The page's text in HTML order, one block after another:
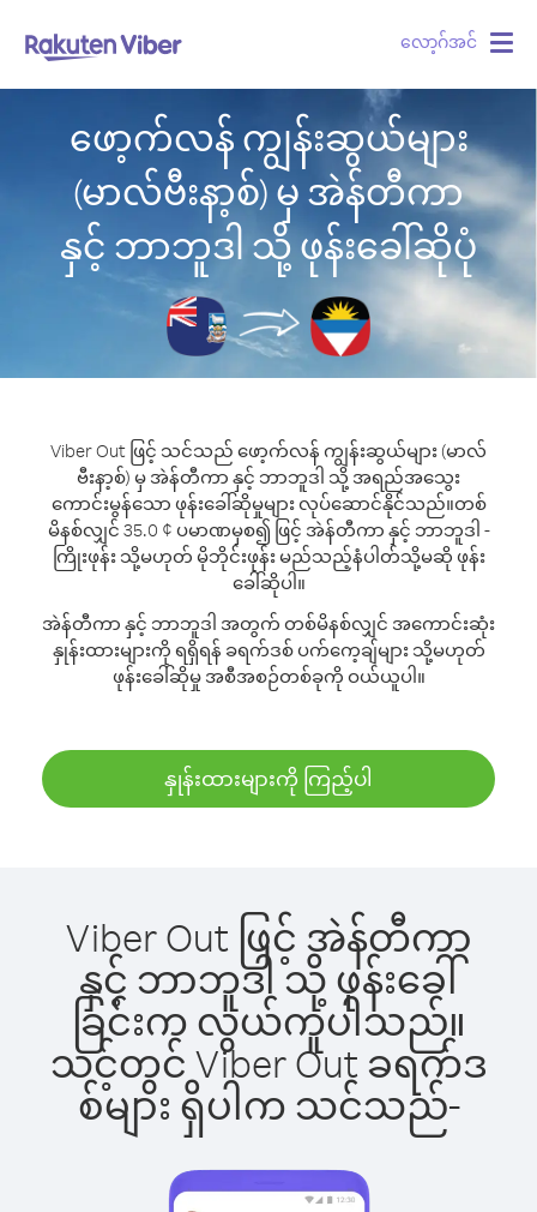
လော့ဂ်အင်
ဖော့က်လန် ကျွန်းဆွယ်များ
(မာလ်ဗီးနာ့စ်) မှ အဲန်တီကာ
နှင့် ဘာဘူဒါ သို့ ဖုန်းခေါ်ဆိုပုံ
Viber Out ဖြင့် သင်သည် ဖော့က်လန် ကျွန်းဆွယ်များ (မာလ်
ဗီးနာ့စ်) မှ အဲန်တီကာ နှင့် ဘာဘူဒါ သို့ အရည်အသွေး
ကောင်းမွန်သော ဖုန်းခေါ်ဆိုမှုများ လုပ်ဆောင်နိုင်သည်။တစ်
မိနစ်လျှင် 35.0 ¢ ပမာဏမှစ၍ ဖြင့် အဲန်တီကာ နှင့် ဘာဘူဒါ -
ကြိုးဖုန်း သို့မဟုတ် မိုဘိုင်းဖုန်း မည်သည့်နံပါတ်သို့မဆို ဖုန်း
ခေါ်ဆိုပါ။
အဲန်တီကာ နှင့် ဘာဘူဒါ အတွက် တစ်မိနစ်လျှင် အကောင်းဆုံး
နှုန်းထားများကို ရရှိရန် ခရက်ဒစ် ပက်ကေ့ချ်များ သို့မဟုတ်
ဖုန်းခေါ်ဆိုမှု အစီအစဉ်တစ်ခုကို ဝယ်ယူပါ။
နှုန်းထားများကို ကြည့်ပါ
Viber Out ဖြင့် အဲန်တီကာ
နှင့် ဘာဘူဒါ သို့ ဖုန်းခေါ်
ခြင်းက လွယ်ကူပါသည်။
သင့်တွင် Viber Out ခရက်ဒ
စ်များ ရှိပါက သင်သည်-